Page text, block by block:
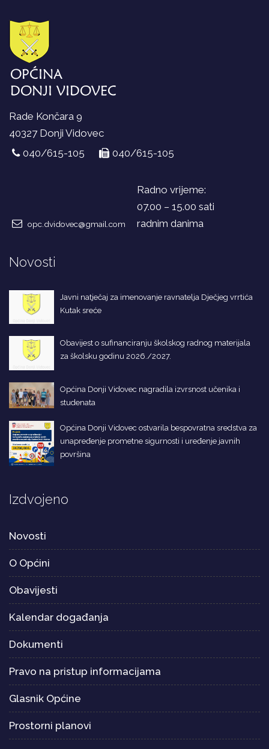
Rade Končara 9
40327 Donji Vidovec
040/615-105
040/615-105
opc.dvidovec@gmail.com
Radno vrijeme:
07.00 – 15.00 sati
radnim danima
Novosti
Javni natječaj za imenovanje ravnatelja Dječjeg vrrtića
Kutak sreće
Obavijest o sufinanciranju školskog radnog materijala
za školsku godinu 2026./2027.
Općina Donji Vidovec nagradila izvrsnost učenika i
studenata
Općina Donji Vidovec ostvarila bespovratna sredstva za
unapređenje prometne sigurnosti i uređenje javnih
površina
Izdvojeno
Novosti
O Općini
Obavijesti
Kalendar događanja
Dokumenti
Pravo na pristup informacijama
Glasnik Općine
Prostorni planovi